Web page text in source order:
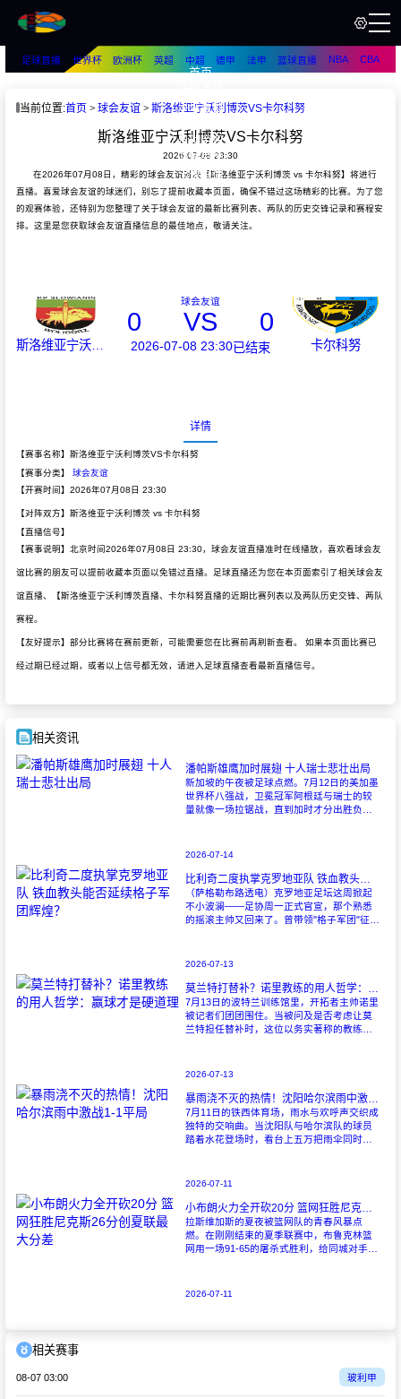
首页
足球直播
足球资讯
篮球录像
足球录像
足球直播 世界杯 欧洲杯 英超 中超 德甲 法甲 篮球直播 NBA CBA
当前位置:首页 球会友谊 斯洛维亚宁沃利博茨VS卡尔科努
斯洛维亚宁沃利博茨VS卡尔科努
2026-07-08 23:30
在2026年07月08日，精彩的球会友谊对决【斯洛维亚宁沃利博茨 vs 卡尔科努】将进行
直播。喜爱球会友谊的球迷们，别忘了提前收藏本页面，确保不错过这场精彩的比赛。为了您
的观赛体验，还特别为您整理了关于球会友谊的最新比赛列表、两队的历史交锋记录和赛程安
排。这里是您获取球会友谊直播信息的最佳地点，敬请关注。
斯洛维亚宁沃利博茨
球会友谊
0 VS 0
2026-07-08 23:30已结束 卡尔科努
详情
【赛事名称】斯洛维亚宁沃利博茨VS卡尔科努
【赛事分类】 球会友谊
【开赛时间】2026年07月08日 23:30
【对阵双方】斯洛维亚宁沃利博茨 vs 卡尔科努
【直播信号】
【赛事说明】北京时间2026年07月08日 23:30，球会友谊直播准时在线播放，喜欢看球会友
谊比赛的朋友可以提前收藏本页面以免错过直播。足球直播还为您在本页面索引了相关球会友
谊直播、【斯洛维亚宁沃利博茨直播、卡尔科努直播的近期比赛列表以及两队历史交锋、两队
赛程。
【友好提示】部分比赛将在赛前更新，可能需要您在比赛前再刷新查看。 如果本页面比赛已
经过期已经过期，或者以上信号都无效，请进入足球直播查看最新直播信号。
相关资讯
潘帕斯雄鹰加时展翅 十人瑞士悲壮出局
新加坡的午夜被足球点燃。7月12日的美加墨
世界杯八强战，卫冕冠军阿根廷与瑞士的较
量就像一场拉锯战，直到加时才分出胜负。
2026-07-14
比利奇二度执掌克罗地亚队 铁血教头能否延续格子军团辉煌？
（萨格勒布路透电）克罗地亚足坛这周掀起
不小波澜——足协周一正式官宣，那个熟悉
的摇滚主帅又回来了。曾带领"格子军团"征战
2026-07-13
莫兰特打替补？诺里教练的用人哲学：赢球才是硬道理
7月13日的波特兰训练馆里，开拓者主帅诺里
被记者们团团围住。当被问及是否考虑让莫
兰特担任替补时，这位以务实著称的教练露
2026-07-13
暴雨浇不灭的热情！沈阳哈尔滨雨中激战1-1平局
7月11日的铁西体育场，雨水与欢呼声交织成
独特的交响曲。当沈阳队与哈尔滨队的球员
踏着水花登场时，看台上五万把雨伞同时收
2026-07-11
小布朗火力全开砍20分 篮网狂胜尼克斯26分创夏联最大分差
拉斯维加斯的夏夜被篮网队的青春风暴点
燃。在刚刚结束的夏季联赛中，布鲁克林篮
网用一场91-65的屠杀式胜利，给同城对手尼
2026-07-11
相关赛事
08-07 03:00 玻利甲